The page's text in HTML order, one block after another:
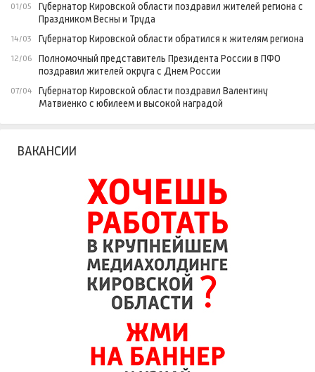
01/05
Губернатор Кировской области поздравил жителей региона с
Праздником Весны и Труда
14/03 Губернатор Кировской области обратился к жителям региона
12/06
Полномочный представитель Президента России в ПФО
поздравил жителей округа с Днем России
07/04
Губернатор Кировской области поздравил Валентину
Матвиенко с юбилеем и высокой наградой
ВАКАНСИИ